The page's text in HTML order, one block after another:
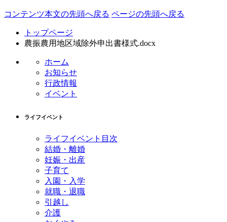
コンテンツ本文の先頭へ戻る ページの先頭へ戻る
トップページ
農振農用地区域除外申出書様式.docx
ホーム
お知らせ
行政情報
イベント
ライフイベント
ライフイベント目次
結婚・離婚
妊娠・出産
子育て
入園・入学
就職・退職
引越し
介護